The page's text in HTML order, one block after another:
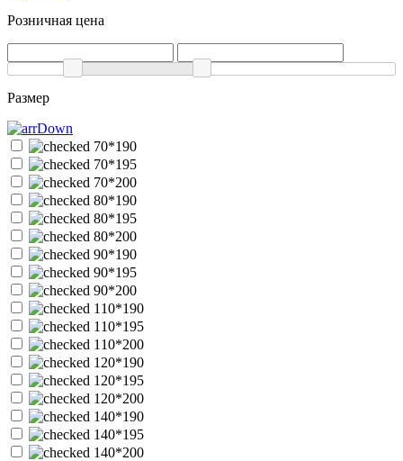
Розничная цена
Размер
70*190
70*195
70*200
80*190
80*195
80*200
90*190
90*195
90*200
110*190
110*195
110*200
120*190
120*195
120*200
140*190
140*195
140*200